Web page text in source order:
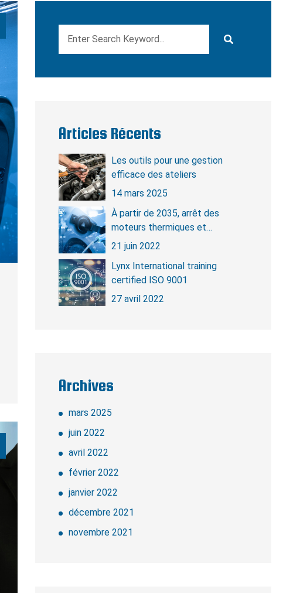
Articles Récents
Les outils pour une gestion
efficace des ateliers
14 mars 2025
À partir de 2035, arrêt des
moteurs thermiques et
révolution électrique
21 juin 2022
Lynx International training
certified ISO 9001
27 avril 2022
Archives
mars 2025
juin 2022
avril 2022
février 2022
janvier 2022
décembre 2021
novembre 2021